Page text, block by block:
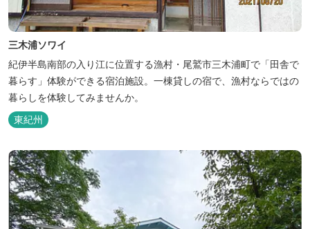
三木浦ソワイ
紀伊半島南部の入り江に位置する漁村・尾鷲市三木浦町で「田舎で
暮らす」体験ができる宿泊施設。一棟貸しの宿で、漁村ならではの
暮らしを体験してみませんか。
東紀州